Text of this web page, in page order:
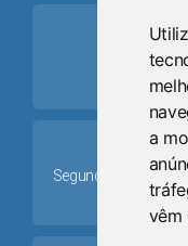
a
vêm
Segunda-feira a